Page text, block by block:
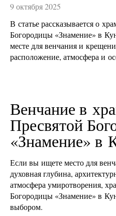
9 октября 2025
В статье рассказывается о
Богородицы «Знамение» в
месте для венчания и
расположение, атмосфера и
Венчание в
Пресвятой
«Знамение» в
Если вы ищете место для
духовная глубина,
атмосфера умиротворения,
Богородицы «Знамение» в
выбором.